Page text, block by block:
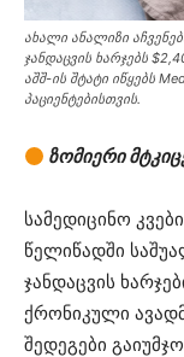
ახალი ანალიზი
ჯანდაცვის ხარჯებს
აშშ-ის შტატი იწყებს
პაციენტებისთვის.
ზომიერი
სამედიცინო
წელიწადში
ჯანდაცვის
ქრონიკული
შედეგები